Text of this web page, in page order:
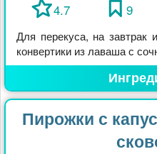
4.7 9
Для перекуса, на завтрак
конвертики из лаваша с
Пирожки с